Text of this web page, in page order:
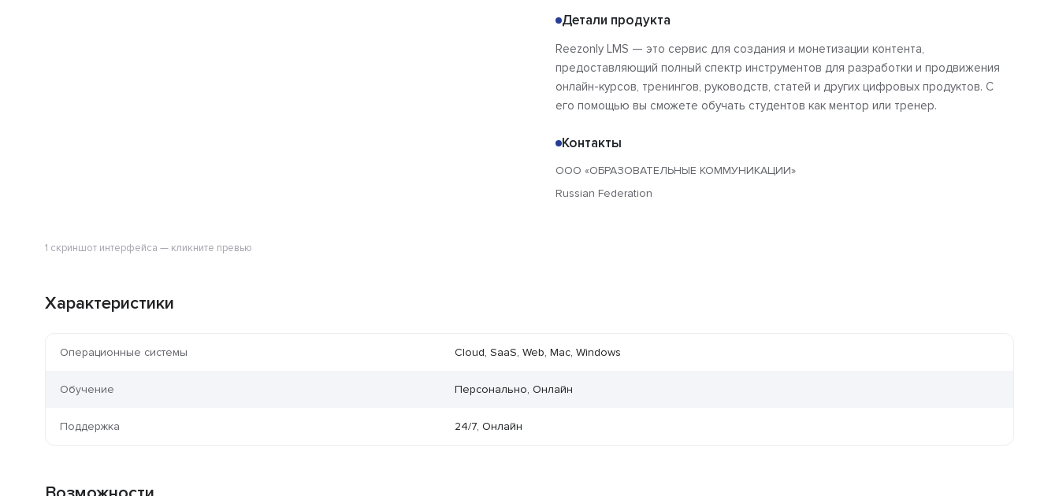
1 скриншот интерфейса — кликните превью
Детали продукта
Reezonly LMS — это сервис для создания и монетизации контента,
предоставляющий полный спектр инструментов для разработки и продвижения
онлайн-курсов, тренингов, руководств, статей и других цифровых продуктов. С
его помощью вы сможете обучать студентов как ментор или тренер.
Контакты
ООО «ОБРАЗОВАТЕЛЬНЫЕ КОММУНИКАЦИИ»
Russian Federation
Характеристики
Операционные системы Cloud, SaaS, Web, Mac, Windows
Обучение Персонально, Онлайн
Поддержка 24/7, Онлайн